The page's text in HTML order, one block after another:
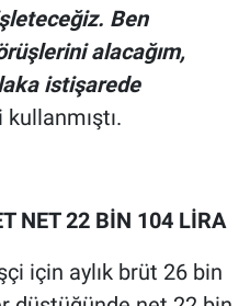
Ben
alacağım,
istişarede
NET 22 BİN 104 LİRA
için aylık brüt 26 bin